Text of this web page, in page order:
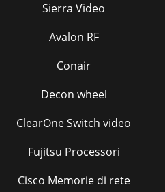
Sierra Video
Avalon RF
Conair
Decon wheel
ClearOne Switch video
Fujitsu Processori
Cisco Memorie di rete